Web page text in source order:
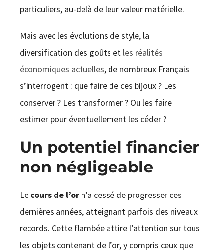
particuliers, au-delà de leur valeur matérielle.
Mais avec les évolutions de style, la
diversification des goûts et les réalités
économiques actuelles, de nombreux Français
s’interrogent : que faire de ces bijoux ? Les
conserver ? Les transformer ? Ou les faire
estimer pour éventuellement les céder ?
Un potentiel financier
non négligeable
Le cours de l’orn’a cessé de progresser ces
dernières années, atteignant parfois des niveaux
records. Cette flambée attire l’attention sur tous
les objets contenant de l’or, y compris ceux que